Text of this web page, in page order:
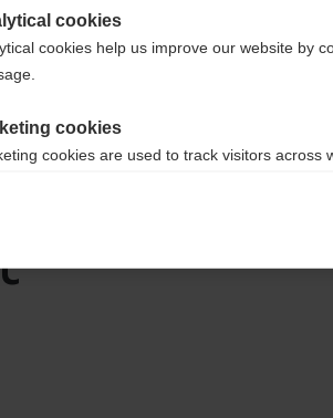
cookies
cookies help us improve our website by
cookies
cookies are used to track visitors across